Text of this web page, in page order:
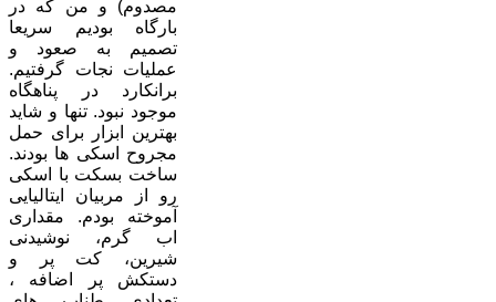
مصدوم) و من که در
بارگاه بودیم سریعا
تصمیم به صعود و
عملیات نجات گرفتیم.
برانکارد در پناهگاه
موجود نبود. تنها و شاید
بهترین ابزار برای حمل
مجروح اسکی ها بودند.
ساخت بسکت با اسکی
رو از مربیان ایتالیایی
آموخته بودم. مقداری
اب گرم، نوشیدنی
شیرین، کت پر و
دستکش پر اضافه ،